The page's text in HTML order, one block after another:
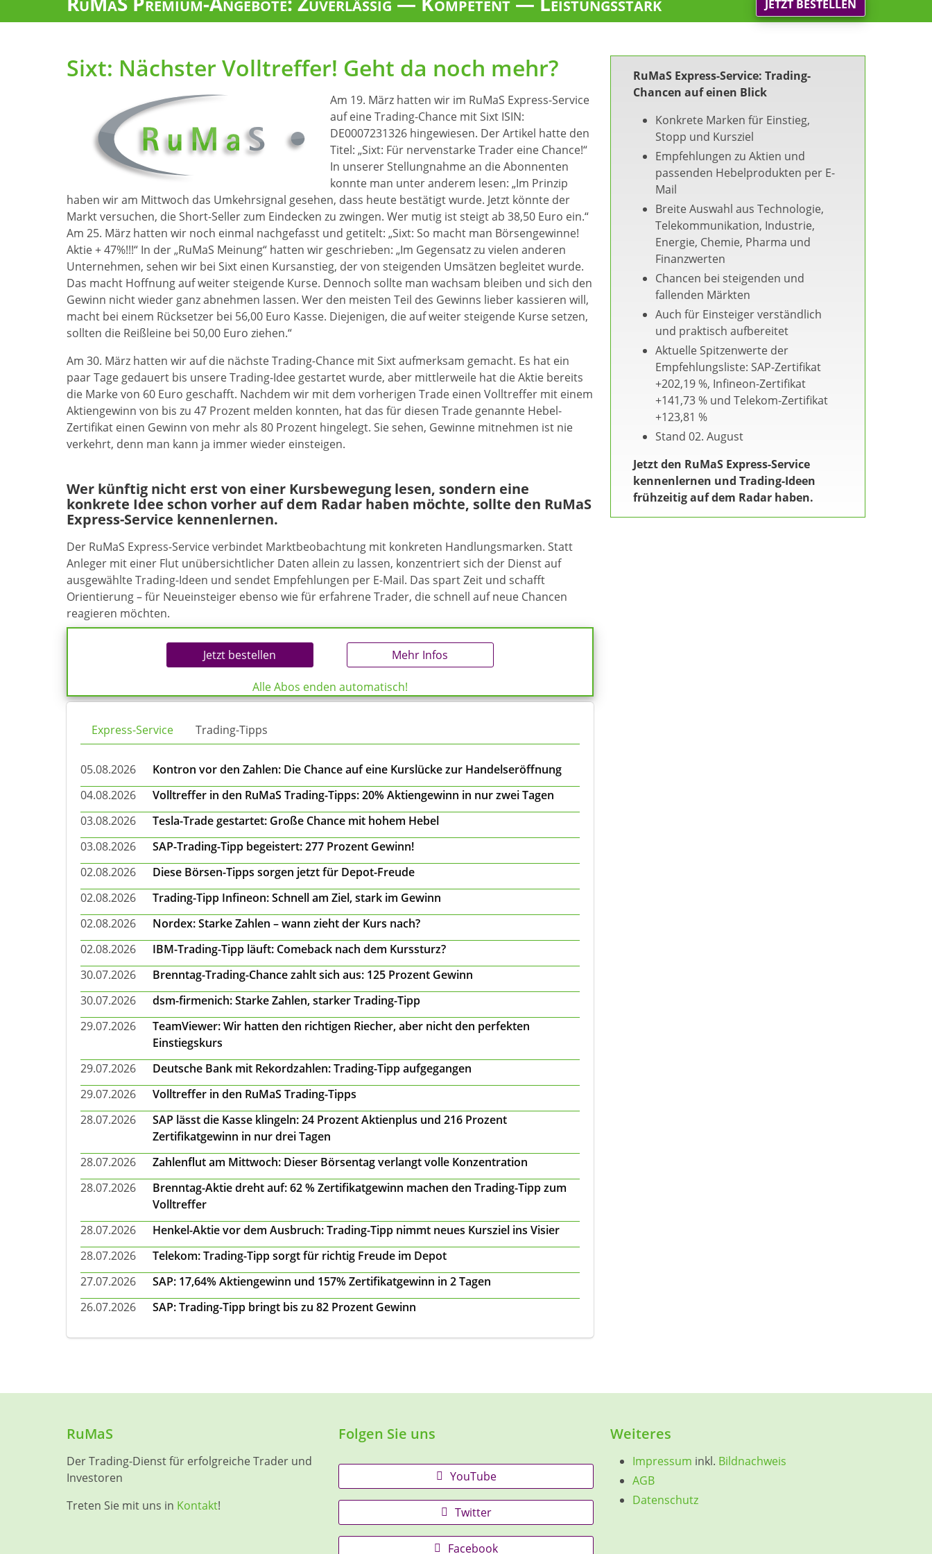
JETZT BESTELLEN
Sixt: Nächster Volltreffer! Geht da noch mehr?
Am 19. März hatten wir im RuMaS Express-Service
auf eine Trading-Chance mit Sixt ISIN:
DE0007231326 hingewiesen. Der Artikel hatte den
Titel: „Sixt: Für nervenstarke Trader eine Chance!“
In unserer Stellungnahme an die Abonnenten
konnte man unter anderem lesen: „Im Prinzip
haben wir am Mittwoch das Umkehrsignal gesehen, dass heute bestätigt wurde. Jetzt könnte der
Markt versuchen, die Short-Seller zum Eindecken zu zwingen. Wer mutig ist steigt ab 38,50 Euro ein.“
Am 25. März hatten wir noch einmal nachgefasst und getitelt: „Sixt: So macht man Börsengewinne!
Aktie + 47%!!!“ In der „RuMaS Meinung“ hatten wir geschrieben: „Im Gegensatz zu vielen anderen
Unternehmen, sehen wir bei Sixt einen Kursanstieg, der von steigenden Umsätzen begleitet wurde.
Das macht Hoffnung auf weiter steigende Kurse. Dennoch sollte man wachsam bleiben und sich den
Gewinn nicht wieder ganz abnehmen lassen. Wer den meisten Teil des Gewinns lieber kassieren will,
macht bei einem Rücksetzer bei 56,00 Euro Kasse. Diejenigen, die auf weiter steigende Kurse setzen,
sollten die Reißleine bei 50,00 Euro ziehen.“
Am 30. März hatten wir auf die nächste Trading-Chance mit Sixt aufmerksam gemacht. Es hat ein
paar Tage gedauert bis unsere Trading-Idee gestartet wurde, aber mittlerweile hat die Aktie bereits
die Marke von 60 Euro geschafft. Nachdem wir mit dem vorherigen Trade einen Volltreffer mit einem
Aktiengewinn von bis zu 47 Prozent melden konnten, hat das für diesen Trade genannte Hebel-
Zertifikat einen Gewinn von mehr als 80 Prozent hingelegt. Sie sehen, Gewinne mitnehmen ist nie
verkehrt, denn man kann ja immer wieder einsteigen.
Wer künftig nicht erst von einer Kursbewegung lesen, sondern eine
konkrete Idee schon vorher auf dem Radar haben möchte, sollte den RuMaS
Express-Service kennenlernen.
Der RuMaS Express-Service verbindet Marktbeobachtung mit konkreten Handlungsmarken. Statt
Anleger mit einer Flut unübersichtlicher Daten allein zu lassen, konzentriert sich der Dienst auf
ausgewählte Trading-Ideen und sendet Empfehlungen per E-Mail. Das spart Zeit und schafft
Orientierung – für Neueinsteiger ebenso wie für erfahrene Trader, die schnell auf neue Chancen
reagieren möchten.
Jetzt bestellen Mehr Infos
Alle Abos enden automatisch!
Express-Service Trading-Tipps
05.08.2026
Kontron vor den Zahlen: Die Chance auf eine Kurslücke zur Handelseröffnung
04.08.2026
Volltreffer in den RuMaS Trading-Tipps: 20% Aktiengewinn in nur zwei Tagen
03.08.2026
Tesla-Trade gestartet: Große Chance mit hohem Hebel
03.08.2026
SAP-Trading-Tipp begeistert: 277 Prozent Gewinn!
02.08.2026
Diese Börsen-Tipps sorgen jetzt für Depot-Freude
02.08.2026
Trading-Tipp Infineon: Schnell am Ziel, stark im Gewinn
02.08.2026
Nordex: Starke Zahlen – wann zieht der Kurs nach?
02.08.2026
IBM-Trading-Tipp läuft: Comeback nach dem Kurssturz?
30.07.2026
Brenntag-Trading-Chance zahlt sich aus: 125 Prozent Gewinn
30.07.2026
dsm-firmenich: Starke Zahlen, starker Trading-Tipp
29.07.2026
TeamViewer: Wir hatten den richtigen Riecher, aber nicht den perfekten
Einstiegskurs
29.07.2026
Deutsche Bank mit Rekordzahlen: Trading-Tipp aufgegangen
29.07.2026
Volltreffer in den RuMaS Trading-Tipps
28.07.2026
SAP lässt die Kasse klingeln: 24 Prozent Aktienplus und 216 Prozent
Zertifikatgewinn in nur drei Tagen
28.07.2026
Zahlenflut am Mittwoch: Dieser Börsentag verlangt volle Konzentration
28.07.2026
Brenntag-Aktie dreht auf: 62 % Zertifikatgewinn machen den Trading-Tipp zum
Volltreffer
28.07.2026
Henkel-Aktie vor dem Ausbruch: Trading-Tipp nimmt neues Kursziel ins Visier
28.07.2026
Telekom: Trading-Tipp sorgt für richtig Freude im Depot
27.07.2026
SAP: 17,64% Aktiengewinn und 157% Zertifikatgewinn in 2 Tagen
26.07.2026
SAP: Trading-Tipp bringt bis zu 82 Prozent Gewinn
RuMaS Express-Service: Trading-
Chancen auf einen Blick
Konkrete Marken für Einstieg,
Stopp und Kursziel
Empfehlungen zu Aktien und
passenden Hebelprodukten per E-
Mail
Breite Auswahl aus Technologie,
Telekommunikation, Industrie,
Energie, Chemie, Pharma und
Finanzwerten
Chancen bei steigenden und
fallenden Märkten
Auch für Einsteiger verständlich
und praktisch aufbereitet
Aktuelle Spitzenwerte der
Empfehlungsliste: SAP-Zertifikat
+202,19 %, Infineon-Zertifikat
+141,73 % und Telekom-Zertifikat
+123,81 %
Stand 02. August
Jetzt den RuMaS Express-Service
kennenlernen und Trading-Ideen
frühzeitig auf dem Radar haben.
RuMaS
Der Trading-Dienst für erfolgreiche Trader und
Investoren
Treten Sie mit uns in Kontakt!
Folgen Sie uns
YouTube
Twitter
Facebook
Weiteres
Impressum inkl. Bildnachweis
AGB
Datenschutz